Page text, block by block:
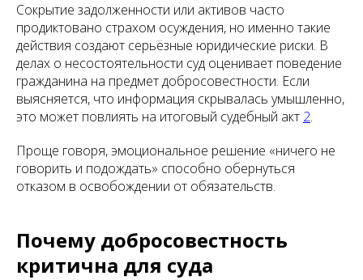
Сокрытие задолженности или активов часто
продиктовано страхом осуждения, но именно такие
действия создают серьёзные юридические риски. В
делах о несостоятельности суд оценивает поведение
гражданина на предмет добросовестности. Если
выясняется, что информация скрывалась умышленно,
это может повлиять на итоговый судебный акт 2.
Проще говоря, эмоциональное решение «ничего не
говорить и подождать» способно обернуться
отказом в освобождении от обязательств.
Почему добросовестность
критична для суда